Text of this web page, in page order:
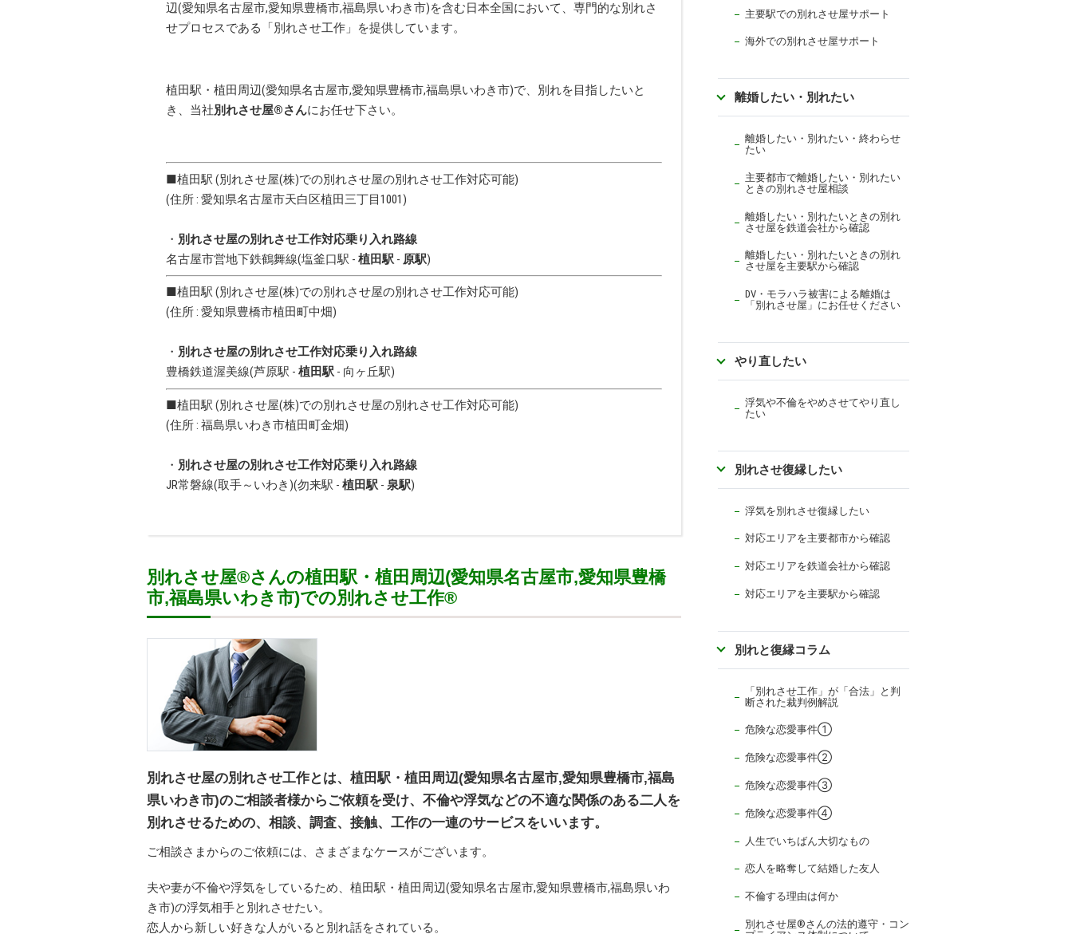
辺(愛知県名古屋市,愛知県豊橋市,福島県いわき市)を含む日本全国において、専門的な別れさ
せプロセスである「別れさせ工作」を提供しています。
植田駅・植田周辺(愛知県名古屋市,愛知県豊橋市,福島県いわき市)で、別れを目指したいと
き、当社別れさせ屋®さんにお任せ下さい。
■植田駅 (別れさせ屋(株)での別れさせ屋の別れさせ工作対応可能)
(住所 : 愛知県名古屋市天白区植田三丁目1001)
・ 別れさせ屋の別れさせ工作対応乗り入れ路線
名古屋市営地下鉄鶴舞線(塩釜口駅 - 植田駅 - 原駅)
■植田駅 (別れさせ屋(株)での別れさせ屋の別れさせ工作対応可能)
(住所 : 愛知県豊橋市植田町中畑)
・ 別れさせ屋の別れさせ工作対応乗り入れ路線
豊橋鉄道渥美線(芦原駅 - 植田駅 - 向ヶ丘駅)
■植田駅 (別れさせ屋(株)での別れさせ屋の別れさせ工作対応可能)
(住所 : 福島県いわき市植田町金畑)
・ 別れさせ屋の別れさせ工作対応乗り入れ路線
JR常磐線(取手～いわき)(勿来駅 - 植田駅 - 泉駅)
別れさせ屋®さんの植田駅・植田周辺(愛知県名古屋市,愛知県豊橋
市,福島県いわき市)での別れさせ工作®
別れさせ屋の別れさせ工作とは、植田駅・植田周辺(愛知県名古屋市,愛知県豊橋市,福島
県いわき市)のご相談者様からご依頼を受け、不倫や浮気などの不適な関係のある二人を
別れさせるための、相談、調査、接触、工作の一連のサービスをいいます。
ご相談さまからのご依頼には、さまざまなケースがございます。
夫や妻が不倫や浮気をしているため、植田駅・植田周辺(愛知県名古屋市,愛知県豊橋市,福島県いわ
き市)の浮気相手と別れさせたい。
恋人から新しい好きな人がいると別れ話をされている。
主要駅での別れさせ屋サポート
海外での別れさせ屋サポート
離婚したい・別れたい
離婚したい・別れたい・終わらせ
たい
主要都市で離婚したい・別れたい
ときの別れさせ屋相談
離婚したい・別れたいときの別れ
させ屋を鉄道会社から確認
離婚したい・別れたいときの別れ
させ屋を主要駅から確認
DV・モラハラ被害による離婚は
「別れさせ屋」にお任せください
やり直したい
浮気や不倫をやめさせてやり直し
たい
別れさせ復縁したい
浮気を別れさせ復縁したい
対応エリアを主要都市から確認
対応エリアを鉄道会社から確認
対応エリアを主要駅から確認
別れと復縁コラム
「別れさせ工作」が「合法」と判
断された裁判例解説
危険な恋愛事件①
危険な恋愛事件②
危険な恋愛事件③
危険な恋愛事件④
人生でいちばん大切なもの
恋人を略奪して結婚した友人
不倫する理由は何か
別れさせ屋®さんの法的遵守・コン